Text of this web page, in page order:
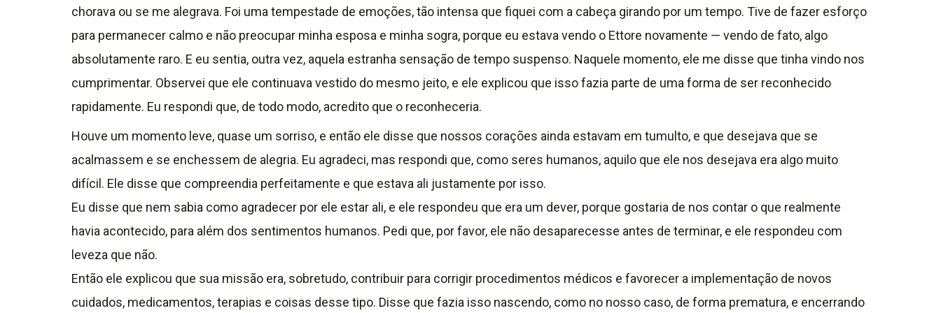
chorava ou se me alegrava. Foi uma tempestade de emoções, tão intensa que fiquei com a cabeça girando por um tempo. Tive de fazer esforço
para permanecer calmo e não preocupar minha esposa e minha sogra, porque eu estava vendo o Ettore novamente — vendo de fato, algo
absolutamente raro. E eu sentia, outra vez, aquela estranha sensação de tempo suspenso. Naquele momento, ele me disse que tinha vindo nos
cumprimentar. Observei que ele continuava vestido do mesmo jeito, e ele explicou que isso fazia parte de uma forma de ser reconhecido
rapidamente. Eu respondi que, de todo modo, acredito que o reconheceria.
Houve um momento leve, quase um sorriso, e então ele disse que nossos corações ainda estavam em tumulto, e que desejava que se
acalmassem e se enchessem de alegria. Eu agradeci, mas respondi que, como seres humanos, aquilo que ele nos desejava era algo muito
difícil. Ele disse que compreendia perfeitamente e que estava ali justamente por isso.
Eu disse que nem sabia como agradecer por ele estar ali, e ele respondeu que era um dever, porque gostaria de nos contar o que realmente
havia acontecido, para além dos sentimentos humanos. Pedi que, por favor, ele não desaparecesse antes de terminar, e ele respondeu com
leveza que não.
Então ele explicou que sua missão era, sobretudo, contribuir para corrigir procedimentos médicos e favorecer a implementação de novos
cuidados, medicamentos, terapias e coisas desse tipo. Disse que fazia isso nascendo, como no nosso caso, de forma prematura, e encerrando